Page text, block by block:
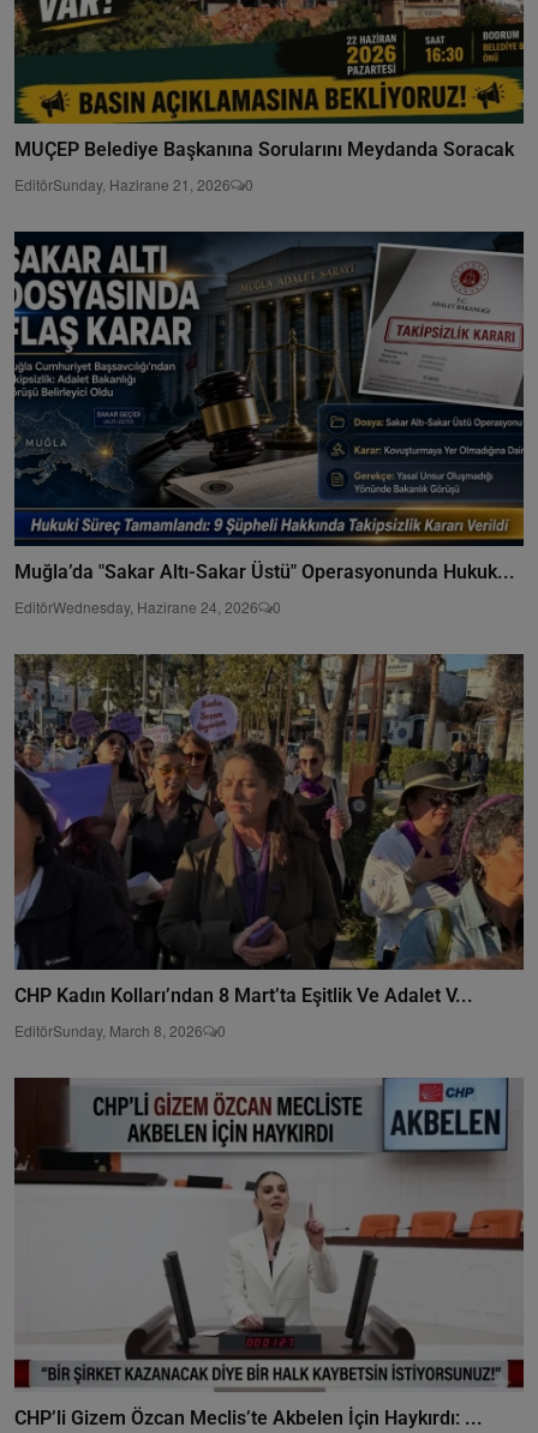
MUÇEP Belediye Başkanına Sorularını Meydanda Soracak
EditörSunday, Hazirane 21, 2026 0
Muğla’da "Sakar Altı-Sakar Üstü" Operasyonunda Hukuk...
EditörWednesday, Hazirane 24, 2026 0
CHP Kadın Kolları’ndan 8 Mart’ta Eşitlik Ve Adalet V...
EditörSunday, March 8, 2026 0
CHP’li Gizem Özcan Meclis’te Akbelen İçin Haykırdı: ...